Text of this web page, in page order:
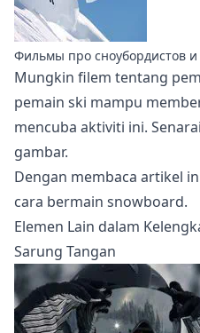
Фильмы про сноубордистов
Mungkin filem tentang
pemain ski mampu
mencuba aktiviti ini.
gambar.
Dengan membaca artikel
cara bermain snowboard.
Elemen Lain dalam
Sarung Tangan